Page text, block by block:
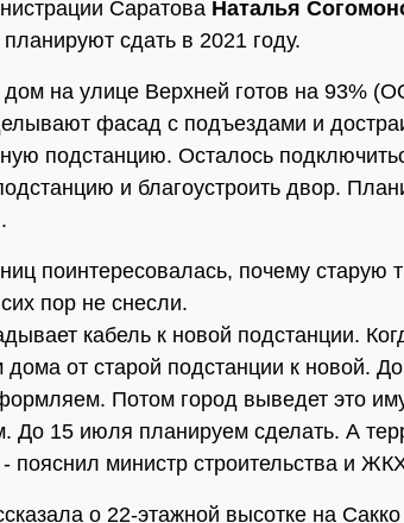
Саратова Наталья
сдать в 2021 году.
на улице Верхней готов на 93%
фасад с подъездами и
подстанцию. Осталось
и благоустроить двор.
поинтересовалась, почему старую
пор не снесли.
кабель к новой подстанции.
от старой подстанции к новой.
Потом город выведет это
До 15 июля планируем сделать. А
- пояснил министр строительства и
о 22-этажной высотке на